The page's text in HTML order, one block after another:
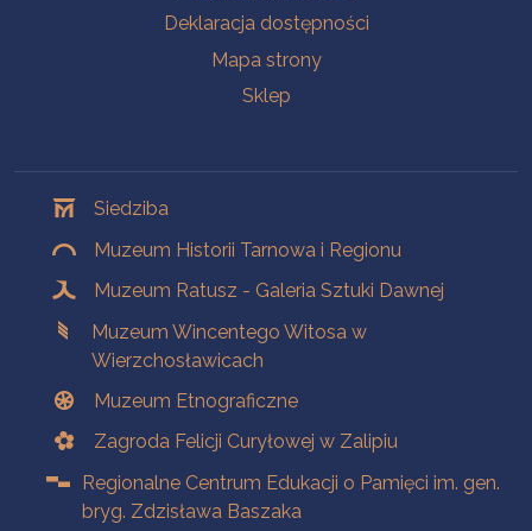
Deklaracja dostępności
Mapa strony
Sklep
Siedziba
Muzeum Historii Tarnowa i Regionu
Muzeum Ratusz - Galeria Sztuki Dawnej
Muzeum Wincentego Witosa w
Wierzchosławicach
Muzeum Etnograficzne
Zagroda Felicji Curyłowej w Zalipiu
Regionalne Centrum Edukacji o Pamięci im. gen.
bryg. Zdzisława Baszaka